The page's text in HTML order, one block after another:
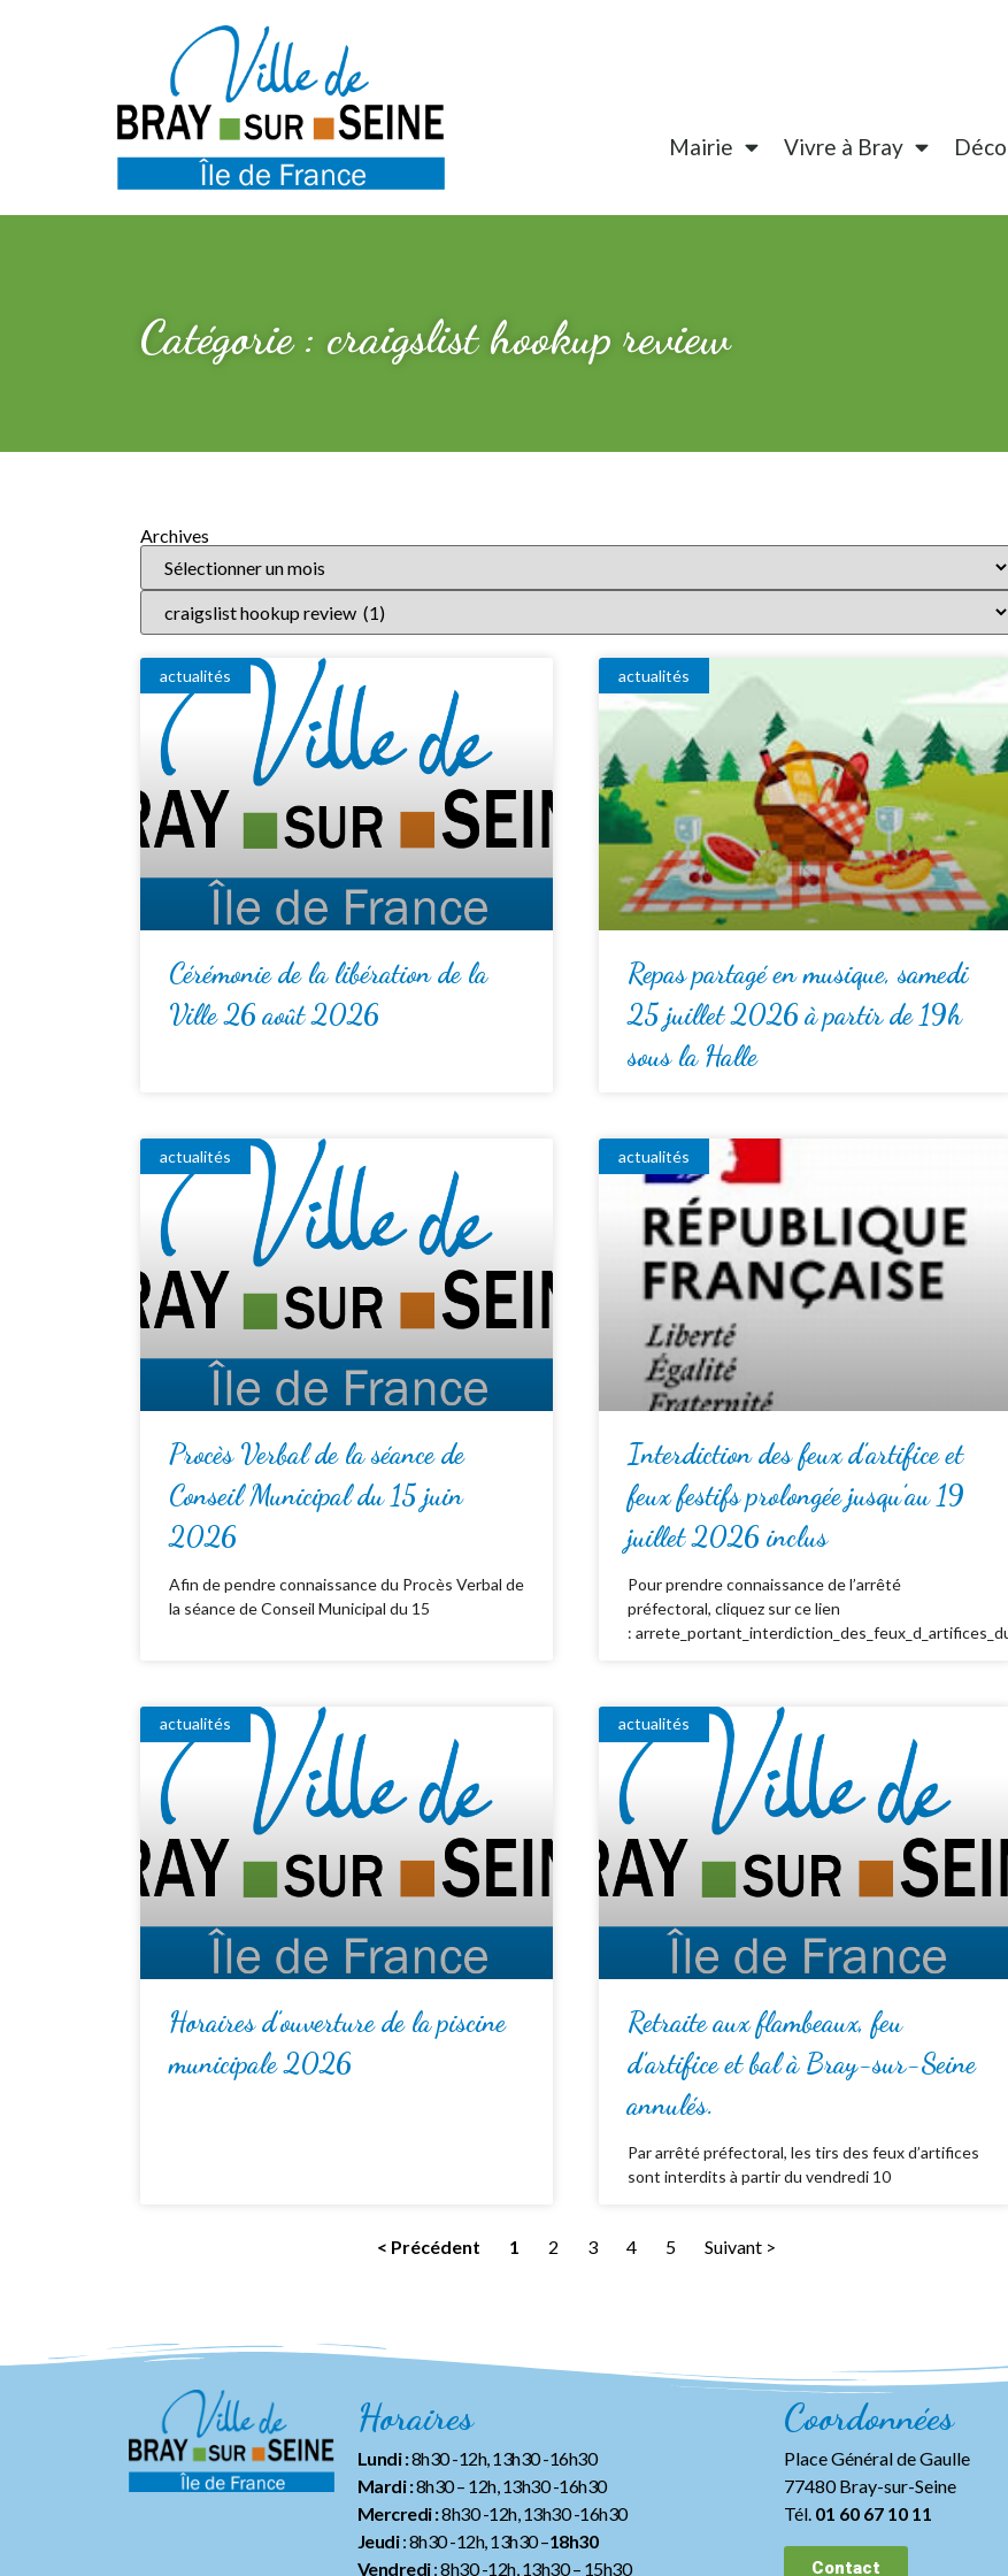
Mairie Vivre à Bray
Catégorie : craigslist hookup review
Archives
actualités
Cérémonie de la libération de la
Ville 26 août 2026
actualités
Repas partagé en musique, samedi
25 juillet 2026 à partir de 19h
sous la Halle
actualités
Procès Verbal de la séance de
Conseil Municipal du 15 juin
2026
Afin de pendre connaissance du Procès Verbal de
la séance de Conseil Municipal du 15
actualités
Interdiction des feux d’artifice et
feux festifs prolongée jusqu’au 19
juillet 2026 inclus
Pour prendre connaissance de l’arrêté
préfectoral, cliquez sur ce lien
:
actualités
Horaires d’ouverture de la piscine
municipale 2026
actualités
Retraite aux flambeaux, feu
d’artifice et bal à Bray-sur-Seine
annulés.
Par arrêté préfectoral, les tirs des feux d’artifices
sont interdits à partir du vendredi 10
< Précédent 1 2 3 4 5 Suivant >
Horaires
Lundi :8h30 -12h, 13h30 -16h30
Mardi :8h30 – 12h, 13h30 -16h30
Mercredi :8h30 -12h, 13h30 -16h30
Jeudi: 8h30 -12h, 13h30 –18h30
Vendredi: 8h30 -12h, 13h30– 15h30
Coordonnées
Place Général de Gaulle
77480 Bray-sur-Seine
Tél. 01 60 67 10 11
Contact